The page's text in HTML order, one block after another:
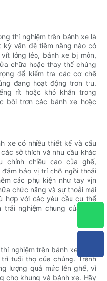
thí nghiệm trên bánh xe là
vấn đề tiềm năng nào có
lỏng lẻo, bánh xe bị mòn,
chữa hoặc thay thế chúng
để kiểm tra các cơ chế
đang hoạt động trơn tru.
rít hoặc khó khăn trong
bôi trơn các bánh xe hoặc
xe có nhiều thiết kế và cấu
sở thích và nhu cầu khác
chỉnh chiều cao của ghế,
bảo vị trí chỗ ngồi thoải
các phụ kiện như tay vịn
chức năng và sự thoải mái
hợp với các yêu cầu cụ thể
nghiệm chung của bạn
nghiệm trên bánh xe cũng
tuổi thọ của chúng. Tránh
lượng quá mức lên ghế, vì
cho khung và bánh xe. Hãy